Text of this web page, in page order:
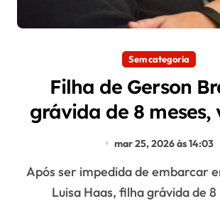
Sem categoria
Filha de Gerson
grávida de 8 meses,
ônibus para velório
mar 25, 2026 às 14:03
Após ser impedida de embarcar em avião, Ana
Luisa Haas, filha grávida de 8